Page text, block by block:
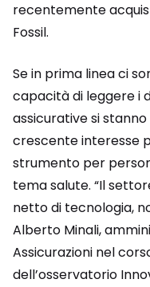
recentemente
Fossil.
Se in prima linea ci
capacità di leggere i
assicurative si
crescente interesse
strumento per
tema salute. “Il
netto di tecnologia,
Alberto Minali,
Assicurazioni nel
dell’osservatorio